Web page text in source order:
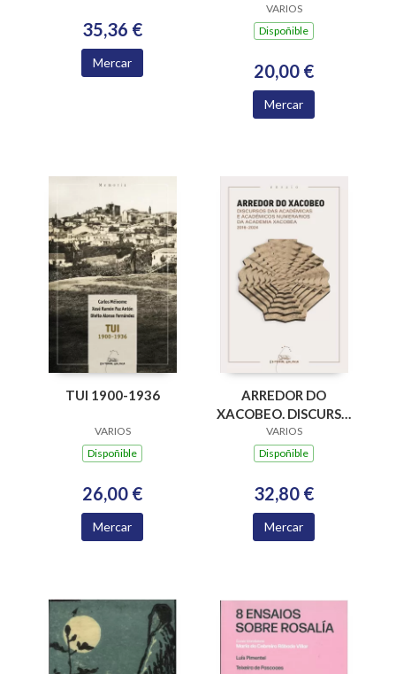
35,36 €
Mercar
PARADIGMAS E
RETOS EPISTÉMICOS
VARIOS
Dispoñible
20,00 €
Mercar
TUI 1900-1936
VARIOS
Dispoñible
26,00 €
Mercar
ARREDOR DO
XACOBEO. DISCURSO
DAS ACADEMICAS E
ACADEMICOS
ACADEMIA
XACOBEA 2016-2024
VARIOS
Dispoñible
32,80 €
Mercar